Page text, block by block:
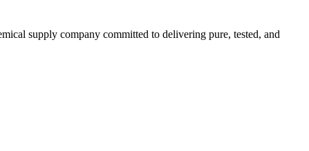
supply company committed to delivering pure, tested, and